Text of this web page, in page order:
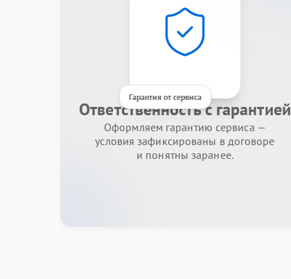
Гарантия от сервиса
Ответственность с гарантией
Оформляем гарантию сервиса —
условия зафиксированы в договоре
и понятны заранее.